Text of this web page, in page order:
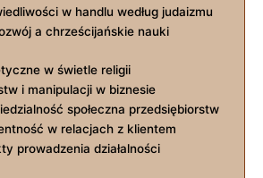
w handlu według judaizmu
a chrześcijańskie nauki
w świetle religii
i manipulacji w biznesie
społeczna przedsiębiorstw
w relacjach z klientem
prowadzenia działalności